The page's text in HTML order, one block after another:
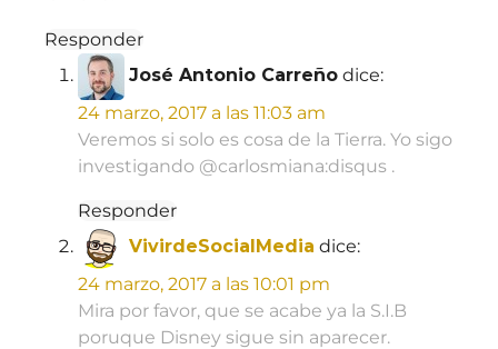
Responder
José Antonio Carreño dice:
24 marzo, 2017 a las 11:03 am
Veremos si solo es cosa de la Tierra. Yo sigo
investigando @carlosmiana:disqus .
Responder
VivirdeSocialMedia dice:
24 marzo, 2017 a las 10:01 pm
Mira por favor, que se acabe ya la S.I.B
poruque Disney sigue sin aparecer.